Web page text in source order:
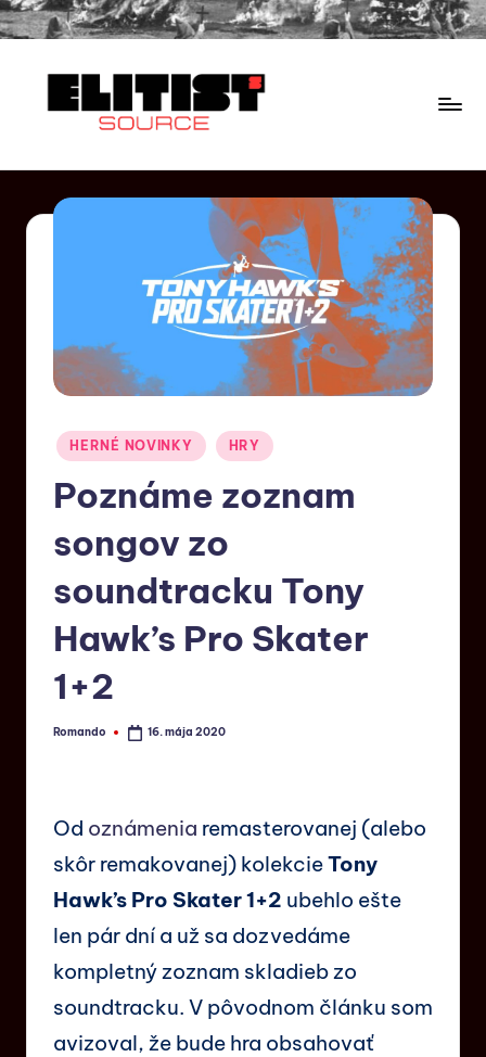
HERNÉ NOVINKY HRY
Poznáme zoznam
songov zo
soundtracku Tony
Hawk’s Pro Skater
1+2
Romando 16. mája 2020
Od oznámenia remasterovanej (alebo
skôr remakovanej) kolekcieTony
Hawk’s Pro Skater 1+2 ubehlo ešte
len pár dní a už sa dozvedáme
kompletný zoznam skladieb zo
soundtracku. V pôvodnom článku som
avizoval, že bude hra obsahovať